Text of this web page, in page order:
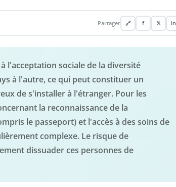
Partager 🔗 f 𝕏 in
l'acceptation sociale de la diversité
à l'autre, ce qui peut constituer un
de s'installer à l'étranger. Pour les
la reconnaissance de la
le passeport) et l'accès à des soins de
complexe. Le risque de
dissuader ces personnes de